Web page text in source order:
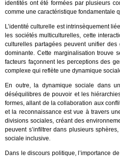
identités ont été formées par plusieurs
comme une caractéristique fondamentale
L’identité culturelle est intrinsèquement
les sociétés multiculturelles, cette
culturelles partagées peuvent unifier
dominante. Cette marginalisation trouve
facteurs façonnent les perceptions des
complexe qui reflète une dynamique
En outre, la dynamique sociale dans
déséquilibres de pouvoir et les
formes, allant de la collaboration aux
et la reconnaissance est vue à travers
divisions sociales, créant des
peuvent s’infiltrer dans plusieurs
sociale inclusive.
Dans le discours politique, l’importance